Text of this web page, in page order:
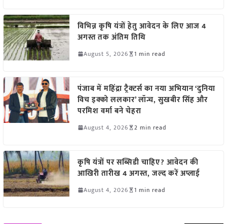
विभिन्न कृषि यंत्रों हेतु आवेदन के लिए आज 4
अगस्त तक अंतिम तिथि
August 5, 2026 1 min read
पंजाब में महिंद्रा ट्रैक्टर्स का नया अभियान ‘दुनिया
विच इक्को ललकार’ लॉन्च, सुखबीर सिंह और
परमिश वर्मा बने चेहरा
August 4, 2026 2 min read
कृषि यंत्रों पर सब्सिडी चाहिए? आवेदन की
आखिरी तारीख 4 अगस्त, जल्द करें अप्लाई
August 4, 2026 1 min read